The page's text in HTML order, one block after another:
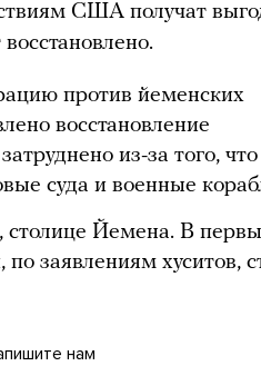
США получат
против йеменских
восстановление
из-за того, что
суда и военные
столице Йемена. В
заявлениям хуситов,
нам